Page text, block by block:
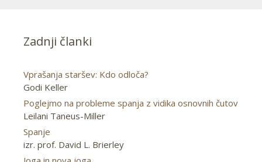
Zadnji članki
Vprašanja staršev: Kdo odloča?
Godi Keller
Poglejmo na probleme spanja z vidika osnovnih čutov
Leilani Taneus-Miller
Spanje
izr. prof. David L. Brierley